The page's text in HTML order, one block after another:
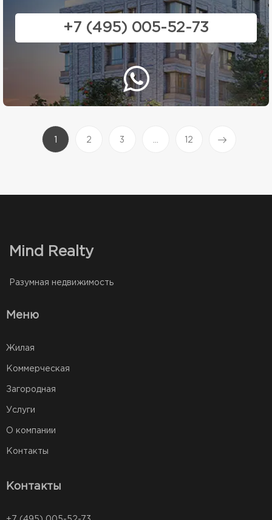
+7 (495) 005-52-73
(current)
2 3 12
Mind Realty
Разумная недвижимость
Меню
Жилая
Коммерческая
Загородная
Услуги
О компании
Контакты
Контакты